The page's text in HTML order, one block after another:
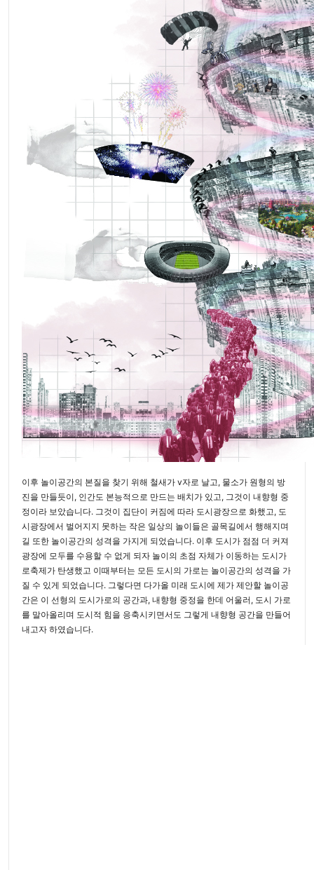
이후 놀이공간의 본질을 찾기 위해 철새가 v자로 날고, 물소가 원형의 방
진을 만들듯이, 인간도 본능적으로 만드는 배치가 있고, 그것이 내향형 중
정이라 보았습니다. 그것이 집단이 커짐에 따라 도시광장으로 화했고, 도
시광장에서 벌어지지 못하는 작은 일상의 놀이들은 골목길에서 행해지며
길 또한 놀이공간의 성격을 가지게 되었습니다. 이후 도시가 점점 더 커져
광장에 모두를 수용할 수 없게 되자 놀이의 초점 자체가 이동하는 도시가
로축제가 탄생했고 이때부터는 모든 도시의 가로는 놀이공간의 성격을 가
질 수 있게 되었습니다. 그렇다면 다가올 미래 도시에 제가 제안할 놀이공
간은 이 선형의 도시가로의 공간과, 내향형 중정을 한데 어울러, 도시 가로
를 말아올리며 도시적 힘을 응축시키면서도 그렇게 내향형 공간을 만들어
내고자 하였습니다.